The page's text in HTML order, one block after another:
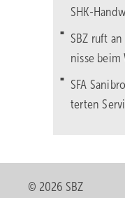
SHK-
SBZ ruft
nisse beim
SFA
terten
© 2026 SBZ